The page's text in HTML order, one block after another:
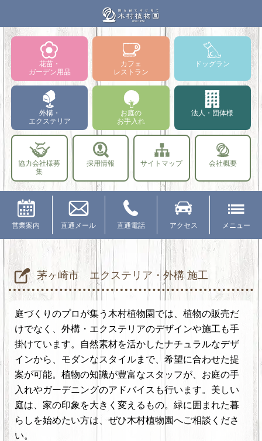
花苗・
ガーデン用品
カフェ
レストラン
ドッグラン
外構・
エクステリア
お庭の
お手入れ
法人・団体様
協力会社様募
集
採用情報 サイトマップ 会社概要
営業案内 直通メール 直通電話 アクセス メニュー
茅ヶ崎市 エクステリア・外構 施工
庭づくりのプロが集う木村植物園では、植物の販売だ
けでなく、外構・エクステリアのデザインや施工も手
掛けています。自然素材を活かしたナチュラルなデザ
インから、モダンなスタイルまで、希望に合わせた提
案が可能。植物の知識が豊富なスタッフが、お庭の手
入れやガーデニングのアドバイスも行います。美しい
庭は、家の印象を大きく変えるもの。緑に囲まれた暮
らしを始めたい方は、ぜひ木村植物園へご相談くださ
い。